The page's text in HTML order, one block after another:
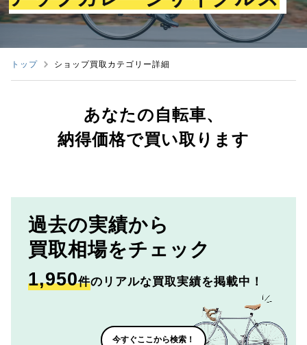
トップ ショップ買取カテゴリー詳細
あなたの自転車、
納得価格で買い取ります
過去の実績から
買取相場をチェック
1,950件のリアルな買取実績を掲載中！
今すぐここから検索！